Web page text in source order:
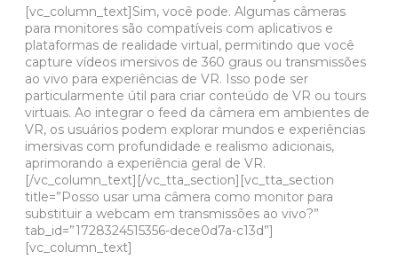
[vc_column_text]Sim, você pode. Algumas câmeras
para monitores são compatíveis com aplicativos e
plataformas de realidade virtual, permitindo que você
capture vídeos imersivos de 360 ​​graus ou transmissões
ao vivo para experiências de VR. Isso pode ser
particularmente útil para criar conteúdo de VR ou tours
virtuais. Ao integrar o feed da câmera em ambientes de
VR, os usuários podem explorar mundos e experiências
imersivas com profundidade e realismo adicionais,
aprimorando a experiência geral de VR.
[/vc_column_text][/vc_tta_section][vc_tta_section
title=”Posso usar uma câmera como monitor para
substituir a webcam em transmissões ao vivo?”
tab_id=”1728324515356-dece0d7a-c13d”]
[vc_column_text]